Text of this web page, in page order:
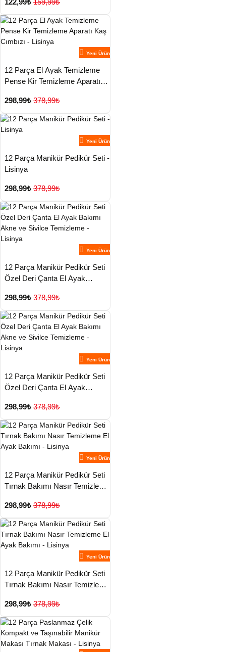
122,99₺ 159,99₺
Yeni Ürün
12 Parça El Ayak Temizleme
Pense Kir Temizleme Aparatı
298,99₺ 378,99₺
Yeni Ürün
12 Parça Manikür Pedikür Seti -
Lisinya
298,99₺ 378,99₺
Yeni Ürün
12 Parça Manikür Pedikür Seti
Özel Deri Çanta El Ayak
Temizleme - Lisinya
298,99₺ 378,99₺
Yeni Ürün
12 Parça Manikür Pedikür Seti
Özel Deri Çanta El Ayak
Temizleme - Lisinya
298,99₺ 378,99₺
Yeni Ürün
12 Parça Manikür Pedikür Seti
Tırnak Bakımı Nasır Temizleme
298,99₺ 378,99₺
Yeni Ürün
12 Parça Manikür Pedikür Seti
Tırnak Bakımı Nasır Temizleme
298,99₺ 378,99₺